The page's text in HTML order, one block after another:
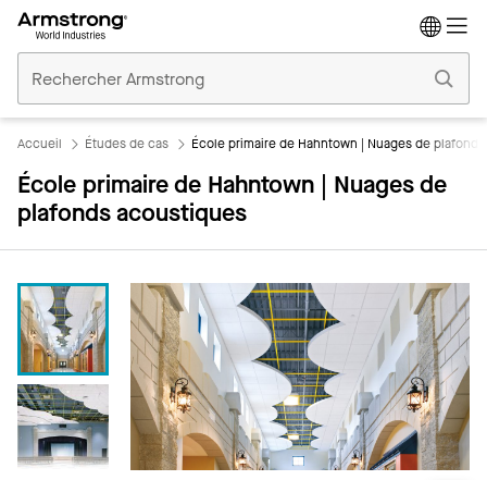
Plafonds
Commerciaux
Accueil Études de cas École primaire de Hahntown | Nuages de
École primaire de Hahntown | Nuages de
plafonds acoustiques